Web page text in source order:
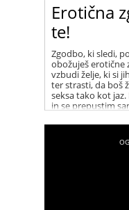
Erotična
te!
Zgodbo, ki sledi,
obožuješ erotične
vzbudi želje, ki si
ter strasti, da boš
seksa tako kot
in se prepustim
in božajo moj
trenutek trajal